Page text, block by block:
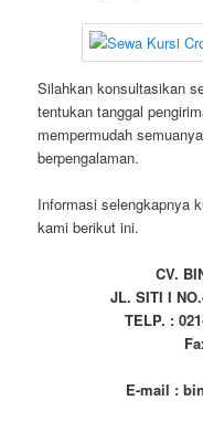
Silahkan konsultasikan
tentukan tanggal
mempermudah
berpengalaman.
Informasi selengkapnya
kami berikut ini.
CV.
JL. SITI I
TELP. :
E-mail :